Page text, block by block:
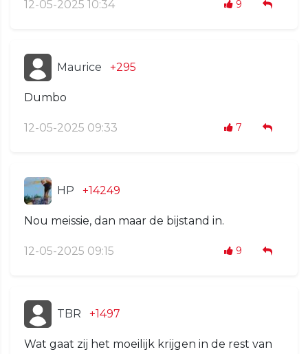
12-05-2025 10:34 9
Maurice +295
Dumbo
12-05-2025 09:33 7
HP +14249
Nou meissie, dan maar de bijstand in.
12-05-2025 09:15 9
TBR +1497
Wat gaat zij het moeilijk krijgen in de rest van